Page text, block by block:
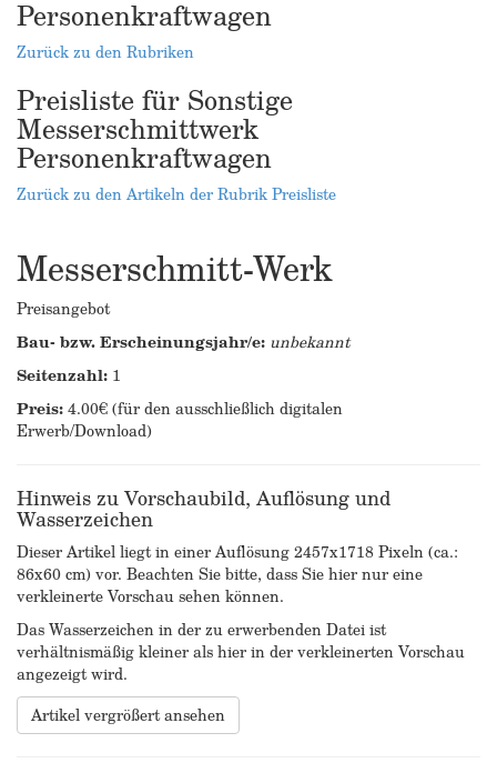
Personenkraftwagen
Zurück zu den Rubriken
Preisliste für Sonstige
Messerschmittwerk
Personenkraftwagen
Zurück zu den Artikeln der Rubrik Preisliste
Messerschmitt-Werk
Preisangebot
Bau- bzw. Erscheinungsjahr/e: unbekannt
Seitenzahl: 1
Preis:4.00€ (für den ausschließlich digitalen
Erwerb/Download)
Hinweis zu Vorschaubild, Auflösung und
Wasserzeichen
Dieser Artikel liegt in einer Auflösung 2457x1718 Pixeln (ca.:
86x60 cm) vor. Beachten Sie bitte, dass Sie hier nur eine
verkleinerte Vorschau sehen können.
Das Wasserzeichen in der zu erwerbenden Datei ist
verhältnismäßig kleiner als hier in der verkleinerten Vorschau
angezeigt wird.
Artikel vergrößert ansehen